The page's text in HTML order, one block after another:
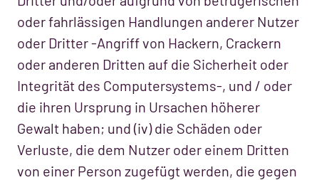
oder fahrlässigen Handlungen anderer Nutzer
oder Dritter -Angriff von Hackern, Crackern
oder anderen Dritten auf die Sicherheit oder
Integrität des Computersystems-, und / oder
die ihren Ursprung in Ursachen höherer
Gewalt haben; und (iv) die Schäden oder
Verluste, die dem Nutzer oder einem Dritten
von einer Person zugefügt werden, die gegen